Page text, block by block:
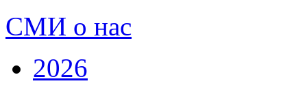
СМИ о нас
2026